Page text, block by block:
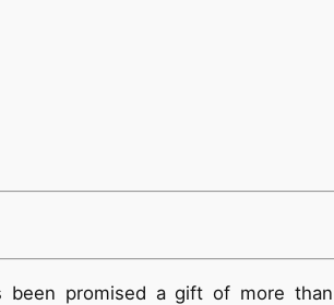
been promised a gift of more